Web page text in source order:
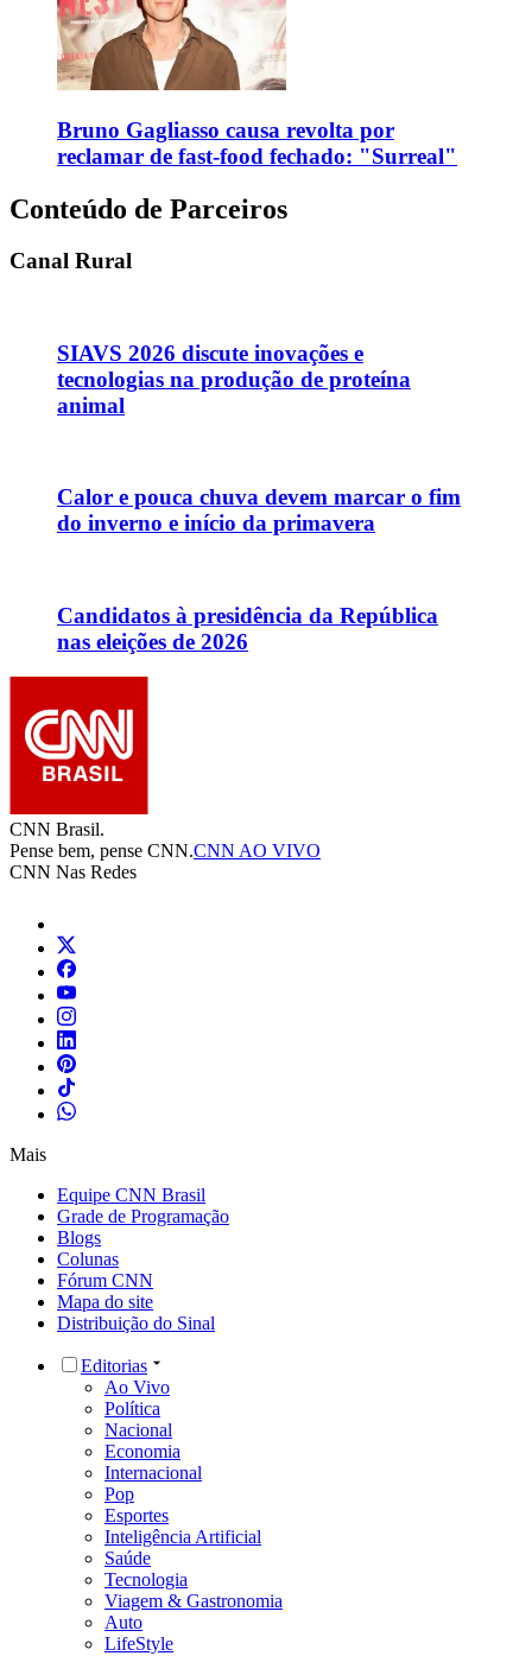
Bruno Gagliasso causa revolta por
reclamar de fast-food fechado: "Surreal"
Conteúdo de Parceiros
Canal Rural
SIAVS 2026 discute inovações e
tecnologias na produção de proteína
animal
Calor e pouca chuva devem marcar o fim
do inverno e início da primavera
Candidatos à presidência da República
nas eleições de 2026
CNN Brasil.
Pense bem, pense CNN.CNN AO VIVO
CNN Nas Redes
Mais
Equipe CNN Brasil
Grade de Programação
Blogs
Colunas
Fórum CNN
Mapa do site
Distribuição do Sinal
Editorias
Ao Vivo
Política
Nacional
Economia
Internacional
Pop
Esportes
Inteligência Artificial
Saúde
Tecnologia
Viagem & Gastronomia
Auto
LifeStyle